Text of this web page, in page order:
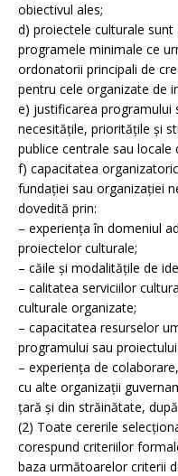
obiectivul ales;
d) proiectele culturale
programele minimale ce
ordonatorii principali de
pentru cele organizate de
e) justificarea programului
necesităţile, priorităţile şi
publice centrale sau locale
f) capacitatea
fundaţiei sau organizaţiei
dovedită prin:
– experienţa în domeniul
proiectelor culturale;
– căile şi modalităţile de
– calitatea serviciilor
culturale organizate;
– capacitatea resurselor
programului sau
– experienţa de
cu alte organizaţii
ţară şi din străinătate,
(2) Toate cererile
corespund criteriilor
baza următoarelor criterii